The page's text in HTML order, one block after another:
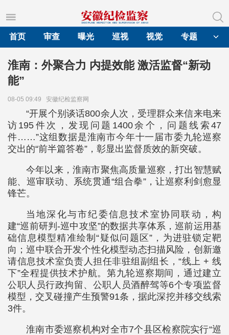
首页
审查 曝光 巡视 视觉 专题
淮南：外聚合力 内提效能 激活监督“新动
能”
08-05 09:49 安徽纪检监察网
“开展个别谈话800余人次，受理群众来信来电来
访195件次，发现问题1400余个，问题线索47
件……”这组数据是淮南市今年十一届市委九轮巡察
交出的“前半篇答卷”，彰显出监督质效的新突破。
今年以来，淮南市聚焦高质量巡察，打出智慧赋
能、巡审联动、系统贯通“组合拳”，让巡察利剑愈显
锋芒。
当地深化与市纪委信息技术室协同联动，构
建“巡前研判-巡中攻坚”的数据共享体系，巡前运用基
础信息模型精准绘制“疑似问题区”，为进驻锁定靶
向；巡中联合开发个性化模型动态扫描风险，创新邀
请信息技术室负责人担任非驻组副组长，“线上 + 线
下”全程提供技术护航。第九轮巡察期间，通过建立
公职人员行政拘留、公职人员酒醉驾等6个专项监督
模型，交叉碰撞产生预警91条，据此深挖并移交线索
3件。
淮南市委巡察机构对全市7个县区检察院实行“巡